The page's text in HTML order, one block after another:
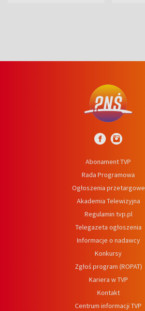
Abonament TVP
Rada Programowa
Ogłoszenia przetargowe
Akademia Telewizyjna
Regulamin tvp.pl
Telegazeta ogłoszenia
Informacje o nadawcy
Konkursy
Zgłoś program (ROPAT)
Kariera w TVP
Kontakt
Centrum informacji TVP